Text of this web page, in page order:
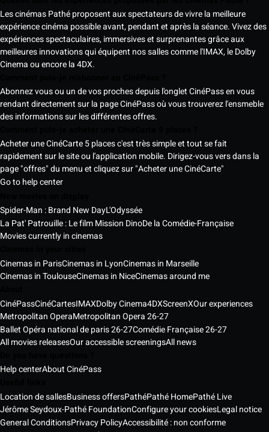
Les cinémas Pathé proposent aux spectateurs de vivre la meilleure
expérience cinéma possible avant, pendant et après la séance. Vivez des
expériences spectaculaires, immersives et surprenantes grâce aux
meilleures innovations qui équipent nos salles comme l'IMAX, le Dolby
Cinema ou encore la 4DX.
Abonnez vous ou un de vos proches depuis l'onglet CinéPass en vous
rendant directement sur la page CinéPass où vous trouverez l'ensmeble
des informations sur les différentes offres.
Acheter une CinéCarte 5 places c'est très simple et tout se fait
rapidement sur le site ou l'application mobile. Dirigez-vous vers dans la
page "offres" du menu et cliquez sur "Acheter une CinéCarte"
Go to help center
Spider-Man : Brand New DayL'Odyssée
La Pat' Patrouille : Le film Mission DinoDe la Comédie-Française
Movies currently in cinemas
Cinemas in ParisCinemas in LyonCinemas in Marseille
Cinemas in ToulouseCinemas in NiceCinemas around me
CinéPassCinéCartesIMAXDolby Cinema4DXScreenXOur experiences
Metropolitan OperaMetropolitan Opera 26-27
Ballet Opéra national de paris 26-27Comédie Française 26-27
All movies releasesOur accessible screeningsAll news
Help centerAbout CinéPass
Location de sallesBusiness offersPathéPathé HomePathé Live
Jérôme Seydoux-Pathé FoundationConfigure your cookiesLegal notice
General ConditionsPrivacy PolicyAccessibilité : non conforme